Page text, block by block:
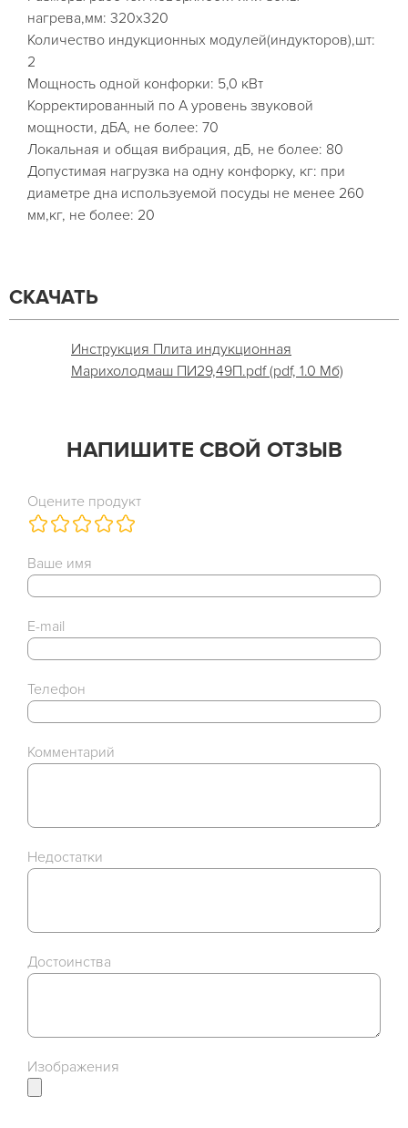
нагрева,мм: 320х320
Количество индукционных модулей(индукторов),шт:
2
Мощность одной конфорки: 5,0 кВт
Корректированный по А уровень звуковой
мощности, дБА, не более: 70
Локальная и общая вибрация, дБ, не более: 80
Допустимая нагрузка на одну конфорку, кг: при
диаметре дна используемой посуды не менее 260
мм,кг, не более: 20
СКАЧАТЬ
Инструкция Плита индукционная
Марихолодмаш ПИ29,49П.pdf (pdf, 1.0 Мб)
НАПИШИТЕ СВОЙ ОТЗЫВ
Оцените продукт
Ваше имя
E-mail
Телефон
Комментарий
Недостатки
Достоинства
Изображения